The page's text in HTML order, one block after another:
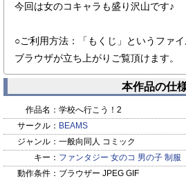
今回は女のコキャラも盛り沢山です♪
○ご利用方法：「もくじ」というファイ
ブラウザが立ち上がりご覧頂けます。
本作品の仕
作品名： 学校へ行こう！2
サークル： BEAMS
ジャンル： 一般向同人 コミック
キー： ファンタジー 女のコ 男の子 制服
動作条件： ブラウザー JPEG GIF